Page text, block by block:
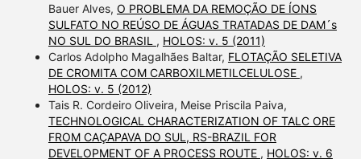
Bauer Alves, O PROBLEMA DA REMOÇÃO DE ÍONS
SULFATO NO REÚSO DE ÁGUAS TRATADAS DE DAM´s
NO SUL DO BRASIL , HOLOS: v. 5 (2011)
Carlos Adolpho Magalhães Baltar, FLOTAÇÃO SELETIVA
DE CROMITA COM CARBOXILMETILCELULOSE ,
HOLOS: v. 5 (2012)
Tais R. Cordeiro Oliveira, Meise Priscila Paiva,
TECHNOLOGICAL CHARACTERIZATION OF TALC ORE
FROM CAÇAPAVA DO SUL, RS-BRAZIL FOR
DEVELOPMENT OF A PROCESS ROUTE , HOLOS: v. 6